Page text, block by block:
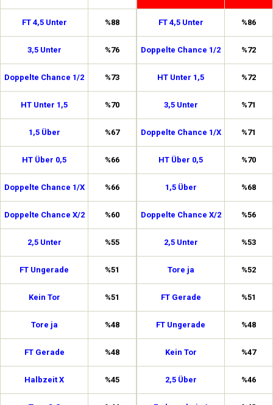
FT 4,5 Unter %88
3,5 Unter %76
Doppelte Chance 1/2 %73
HT Unter 1,5 %70
1,5 Über %67
HT Über 0,5 %66
Doppelte Chance 1/X %66
Doppelte Chance X/2 %60
2,5 Unter %55
FT Ungerade %51
Kein Tor %51
Tore ja %48
FT Gerade %48
Halbzeit X %45
FT 4,5 Unter %86
Doppelte Chance 1/2 %72
HT Unter 1,5 %72
3,5 Unter %71
Doppelte Chance 1/X %71
HT Über 0,5 %70
1,5 Über %68
Doppelte Chance X/2 %56
2,5 Unter %53
Tore ja %52
FT Gerade %51
FT Ungerade %48
Kein Tor %47
2,5 Über %46